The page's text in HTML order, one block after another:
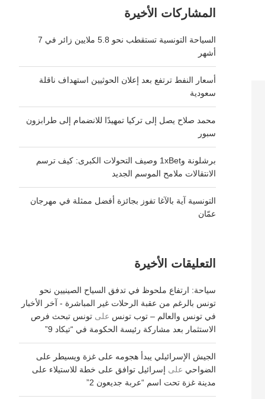
المشاركات الأخيرة
السياحة التونسية تستقطب نحو 5.8 ملايين زائر في 7
أشهر
أسعار النفط ترتفع بعد إعلان الحوثيين استهداف ناقلة
سعودية
محمد صلاح يصل إلى تركيا تمهيدًا للانضمام إلى طرابزون
سبور
برشلونة و1xBet وصيف التحولات الكبرى: كيف ترسم
الانتقالات ملامح الموسم الجديد
التونسية آية بالآغا تفوز بجائزة أفضل ممثلة في مهرجان
عمّان
التعليقات الأخيرة
سياحة: ارتفاع ملحوظ في تدفق السياح الصينيين نحو
تونس بالرغم من عقبة الرحلات غير المباشرة - آخر الأخبار
في تونس والعالم – توب تونس علىتونس تبحث فرص
الاستثمار بعد مشاركة رئيسة الحكومة في “تيكاد 9”
الجيش الإسرائيلي يبدأ هجومه على غزة ويسيطر على
الضواحي على إسرائيل توافق على خطة للاستيلاء على
مدينة غزة تحت اسم “عربة جديعون 2”